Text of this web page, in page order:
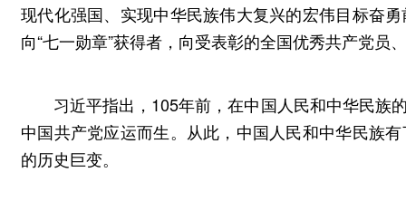
现代化强国、实现中华民族伟大复兴的宏伟目标奋
向“七一勋章”获得者，向受表彰的全国优秀共产党
习近平指出，105年前，在中国人民和中华民族
中国共产党应运而生。从此，中国人民和中华民族
的历史巨变。